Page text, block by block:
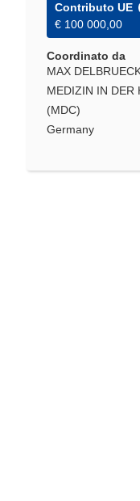
Contributo UE
€ 100 000,00
Coordinato da
MAX
MEDIZIN IN DER
(MDC)
Germany